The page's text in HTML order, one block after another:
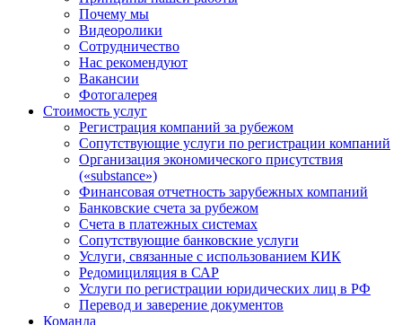
Почему мы
Видеоролики
Сотрудничество
Нас рекомендуют
Вакансии
Фотогалерея
Стоимость услуг
Регистрация компаний за рубежом
Сопутствующие услуги по регистрации компаний
Организация экономического присутствия
(«substance»)
Финансовая отчетность зарубежных компаний
Банковские счета за рубежом
Счета в платежных системах
Сопутствующие банковские услуги
Услуги, связанные с использованием КИК
Редомициляция в САР
Услуги по регистрации юридических лиц в РФ
Перевод и заверение документов
Команда